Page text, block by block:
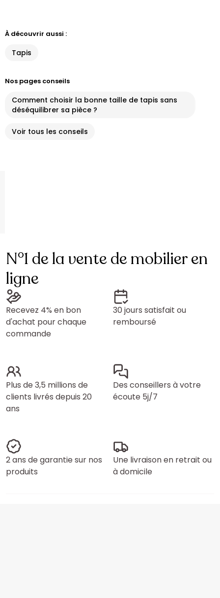
À découvrir aussi :
Tapis
Nos pages conseils
Comment choisir la bonne taille de tapis sans
déséquilibrer sa pièce ?
Voir tous les conseils
N°1 de la vente de mobilier en
ligne
Recevez 4% en bon
d'achat pour chaque
commande
30 jours satisfait ou
remboursé
Plus de 3,5 millions de
clients livrés depuis 20
ans
Des conseillers à votre
écoute 5j/7
2 ans de garantie sur nos
produits
Une livraison en retrait ou
à domicile